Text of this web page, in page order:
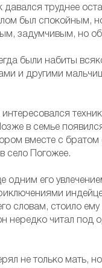
давался труднее
был спокойным,
задумчивым, но
были набиты
и другими
в семье
вместе с братом
село Погожее.
одним его
словам, стоило
нередко читал под
не только мать,